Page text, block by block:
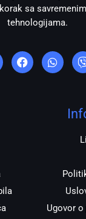
sa
tehnologijama.
a
c
e
h
a
t
i
Ugovor